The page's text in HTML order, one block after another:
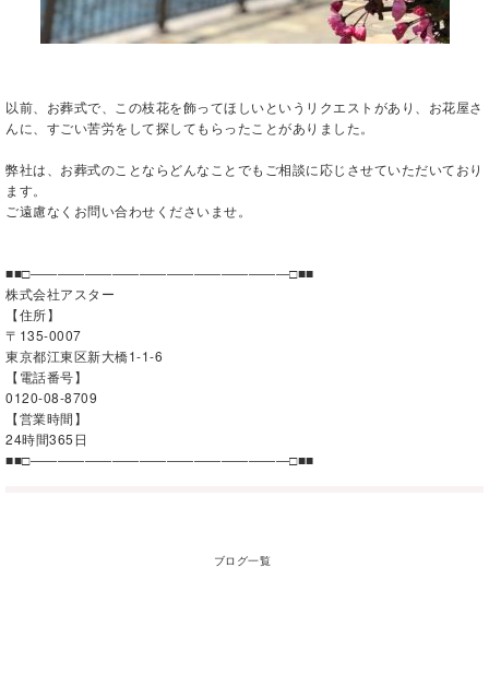
以前、お葬式で、この枝花を飾ってほしいというリクエストがあり、お花屋さ
んに、すごい苦労をして探してもらったことがありました。
弊社は、お葬式のことならどんなことでもご相談に応じさせていただいており
ます。
ご遠慮なくお問い合わせくださいませ。
■■□―――――――――――――――――――□■■
株式会社アスター
【住所】
〒135-0007
東京都江東区新大橋1-1-6
【電話番号】
0120-08-8709
【営業時間】
24時間365日
■■□―――――――――――――――――――□■■
ブログ一覧